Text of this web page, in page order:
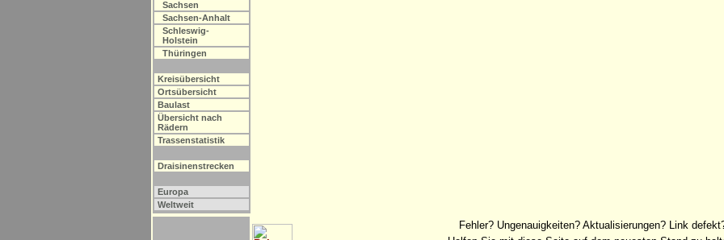
Sachsen
Sachsen-Anhalt
Schleswig-
Holstein
Thüringen
Kreisübersicht
Ortsübersicht
Baulast
Übersicht nach
Rädern
Trassenstatistik
Draisinenstrecken
Europa
Weltweit
Fehler? Ungenauigkeiten? Aktualisierungen? Link